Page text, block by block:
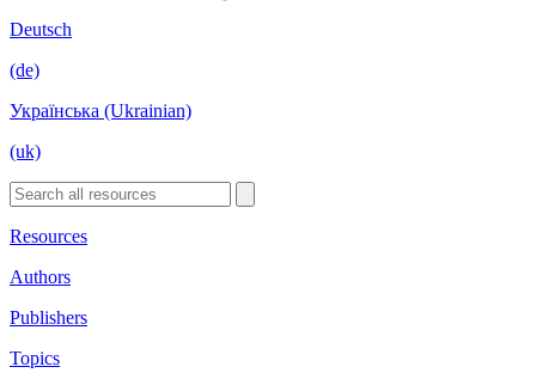
Deutsch
(de)
Українська (Ukrainian)
(uk)
Resources
Authors
Publishers
Topics